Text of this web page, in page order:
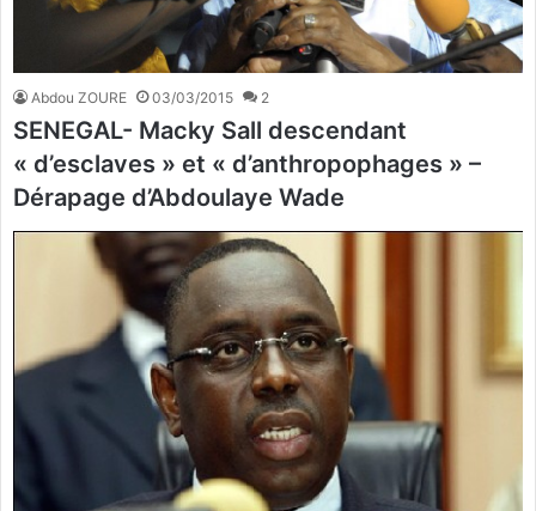
Abdou ZOURE 03/03/2015 2
SENEGAL- Macky Sall descendant
« d’esclaves » et « d’anthropophages » –
Dérapage d’Abdoulaye Wade